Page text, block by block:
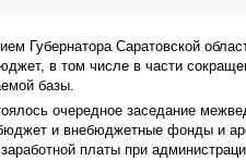
Губернатора Саратовской
в том числе в части
базы.
очередное заседание
и внебюджетные фонды и
платы при